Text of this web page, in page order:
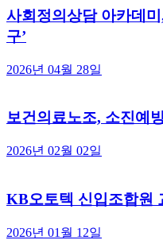
사회정의상담 아카데
구’
2026년 04월 28일
보건의료노조, 소진예
2026년 02월 02일
KB오토텍 신입조합원
2026년 01월 12일